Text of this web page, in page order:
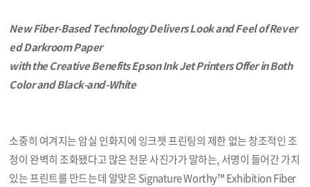
New Fiber-Based Technology Delivers Look and Feel of Rever
ed Darkroom Paper
with the Creative Benefits Epson Ink Jet Printers Offer in Both
Color and Black-and-White
소중히 여겨지는 암실 인화지에 잉크젯 프린팅의 제한 없는 창조적인 조
정이 완벽히 조화됐다고 많은 전문 사진가가 말하는, 서명이 들어간 가치
있는 프린트를 만드는데 알맞은 Signature Worthy™ Exhibition Fiber